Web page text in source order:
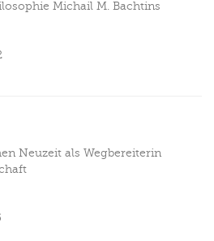
Michail M. Bachtins
Neuzeit als Wegbereiterin